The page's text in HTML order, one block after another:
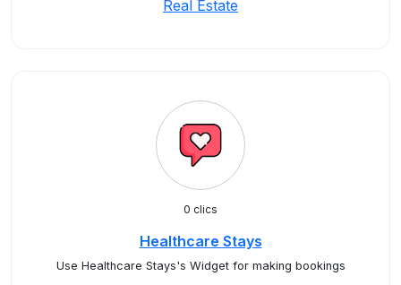
Real Estate
0 clics
Healthcare Stays
Use Healthcare Stays's Widget for making bookings